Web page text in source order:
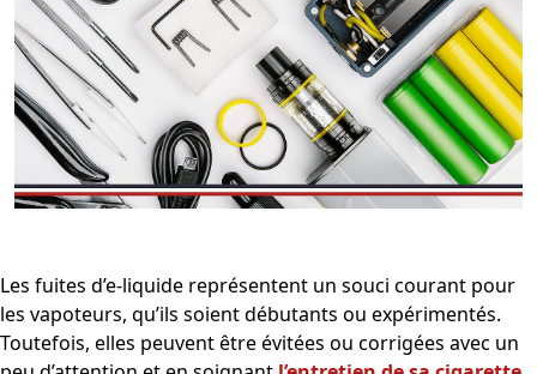
Les fuites d’e-liquide représentent un souci courant pour
les vapoteurs, qu’ils soient débutants ou expérimentés.
Toutefois, elles peuvent être évitées ou corrigées avec un